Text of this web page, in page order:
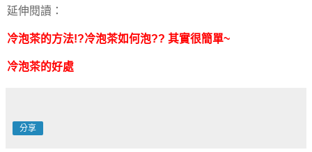
延伸閱讀：
冷泡茶的方法!?冷泡茶如何泡?? 其實很簡單~
冷泡茶的好處
分享